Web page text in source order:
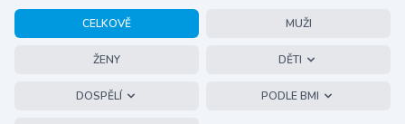
CELKOVĚ MUŽI
ŽENY DĚTI
DOSPĚLÍ PODLE BMI